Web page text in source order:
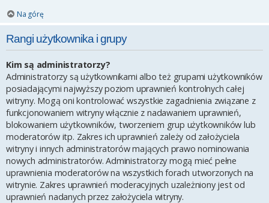
Na górę
Rangi użytkownika i grupy
Kim są administratorzy?
Administratorzy są użytkownikami albo też grupami użytkowników
posiadającymi najwyższy poziom uprawnień kontrolnych całej
witryny. Mogą oni kontrolować wszystkie zagadnienia związane z
funkcjonowaniem witryny włącznie z nadawaniem uprawnień,
blokowaniem użytkowników, tworzeniem grup użytkowników lub
moderatorów itp. Zakres ich uprawnień zależy od założyciela
witryny i innych administratorów mających prawo nominowania
nowych administratorów. Administratorzy mogą mieć pełne
uprawnienia moderatorów na wszystkich forach utworzonych na
witrynie. Zakres uprawnień moderacyjnych uzależniony jest od
uprawnień nadanych przez założyciela witryny.